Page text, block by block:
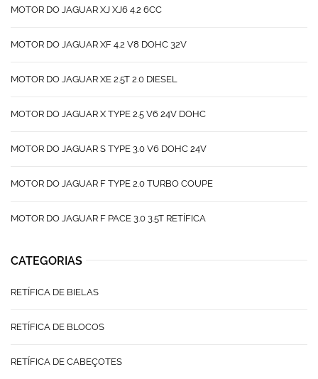
MOTOR DO JAGUAR XJ XJ6 4.2 6CC
MOTOR DO JAGUAR XF 4.2 V8 DOHC 32V
MOTOR DO JAGUAR XE 2.5T 2.0 DIESEL
MOTOR DO JAGUAR X TYPE 2.5 V6 24V DOHC
MOTOR DO JAGUAR S TYPE 3.0 V6 DOHC 24V
MOTOR DO JAGUAR F TYPE 2.0 TURBO COUPE
MOTOR DO JAGUAR F PACE 3.0 3.5T RETÍFICA
CATEGORIAS
RETÍFICA DE BIELAS
RETÍFICA DE BLOCOS
RETÍFICA DE CABEÇOTES